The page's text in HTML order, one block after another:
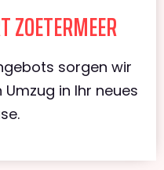
ZOETERMEER
sorgen wir
in Ihr neues